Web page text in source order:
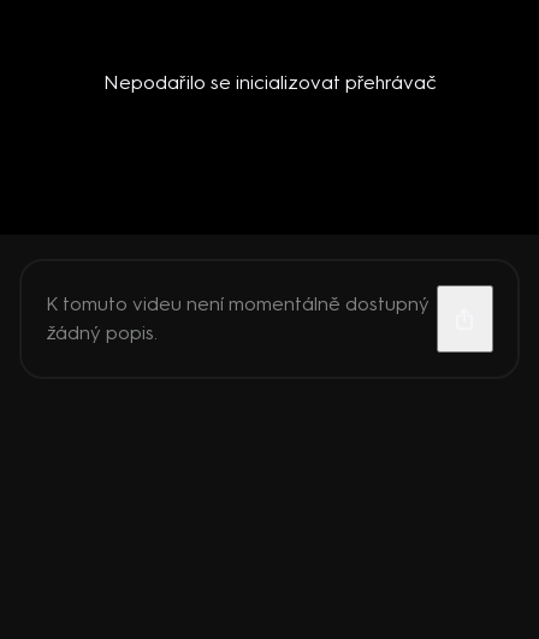
Nepodařilo se inicializovat přehrávač
K tomuto videu není momentálně dostupný
žádný popis.